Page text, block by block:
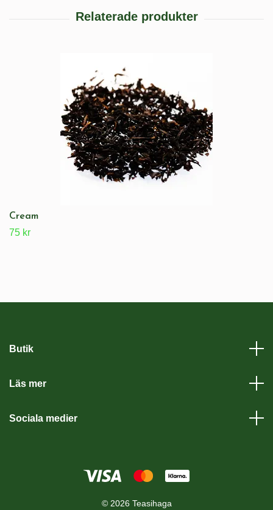
Cream
75 kr
Butik
Läs mer
Sociala medier
© 2026 Teasihaga